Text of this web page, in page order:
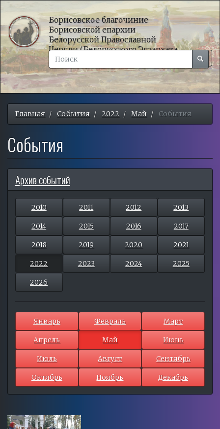
основному
содержанию
Борисовское благочиние
Борисовской епархии
Белорусской Православной
Церкви (Белорусского Экзархата
Московского Патриархата)
Поиск
Поиск Поиск
Главная События 2022 Май События
События
Архив событий
2010 2011 2012 2013
2014 2015 2016 2017
2018 2019 2020 2021
2022 2023 2024 2025
2026
Январь Февраль Март
Апрель Май Июнь
Июль Август Сентябрь
Октябрь Ноябрь Декабрь